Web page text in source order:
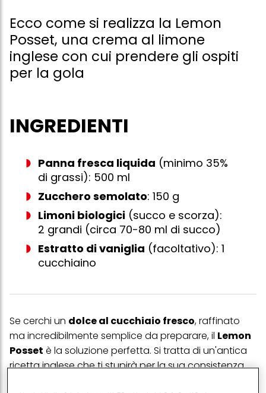
Ecco come si realizza la Lemon
Posset, una crema al limone
inglese con cui prendere gli ospiti
per la gola
INGREDIENTI
Panna fresca liquida (minimo 35%
di grassi): 500 ml
Zucchero semolato: 150 g
Limoni biologici (succo e scorza):
2 grandi (circa 70-80 ml di succo)
Estratto di vaniglia (facoltativo): 1
cucchiaino
Se cerchi un dolce al cucchiaio fresco, raffinato
ma incredibilmente semplice da preparare, il Lemon
Posset è la soluzione perfetta. Si tratta di un'antica
ricetta inglese che ti stupirà per la sua consistenza